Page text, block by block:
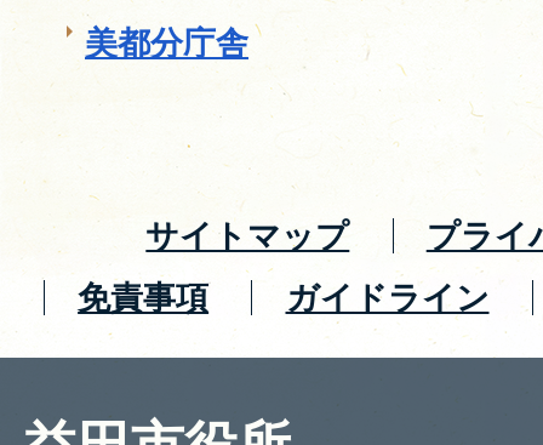
美都分庁舎
サイトマップ
プライ
免責事項
ガイドライン